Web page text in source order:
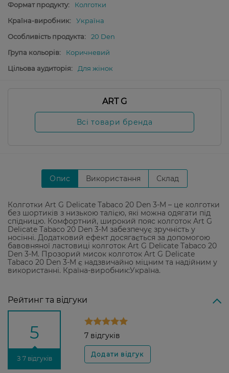
Формат продукту:
Колготки
Країна-виробник:
Україна
Особливість продукта:
20 Den
Група кольорів:
Коричневий
Цільова аудиторія:
Для жінок
ART G
Всі товари бренда
Опис Використання Склад
Колготки Art G Delicate Tabaco 20 Den 3-M – це колготки
без шортиків з низькою талією, які можна одягати під
спідницю. Комфортний, широкий пояс колготок Art G
Delicate Tabaco 20 Den 3-M забезпечує зручність у
носінні. Додатковий ефект досягається за допомогою
бавовняної ластовиці колготок Art G Delicate Tabaco 20
Den 3-M. Прозорий мисок колготок Art G Delicate
Tabaco 20 Den 3-M є надзвичайно міцним та надійним у
використанні. Країна-виробник:Україна.
Рейтинг та відгуки
5
З 7 відгуків
7 відгуків